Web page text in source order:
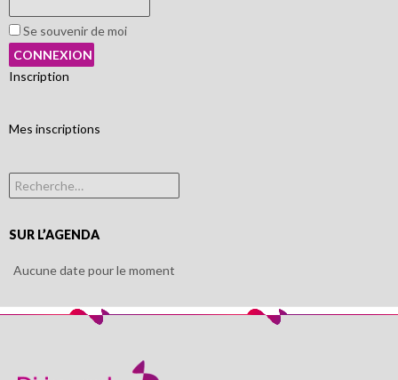
Se souvenir de moi
Inscription
Mes inscriptions
Rechercher :
SUR L’AGENDA
Aucune date pour le moment